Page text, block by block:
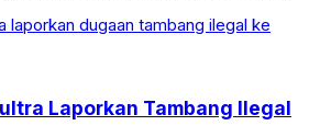
Laporkan Tambang Ilegal